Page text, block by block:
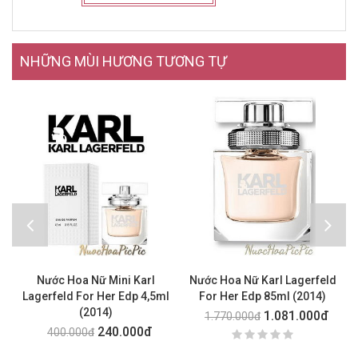
NHỮNG MÙI HƯƠNG TƯƠNG TỰ
Nước Hoa Nữ Mini Karl
Lagerfeld For Her Edp 4,5ml
(2014)
400.000đ 240.000đ
Nước Hoa Nữ Karl Lagerfeld
For Her Edp 85ml (2014)
1.770.000đ 1.081.000đ